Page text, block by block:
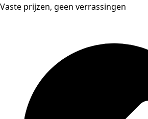
Vaste prijzen, geen verrassingen